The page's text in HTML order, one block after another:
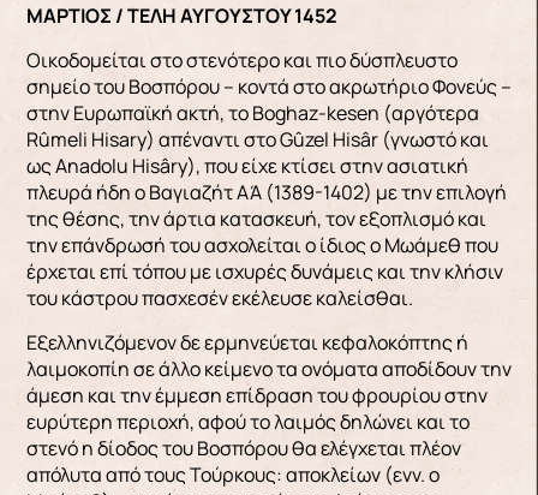
ΜΑΡΤΙΟΣ / ΤΕΛΗ ΑΥΓΟΥΣΤΟΥ 1452
Οικοδομείται στο στενότερο και πιο δύσπλευστο
σημείο του Βοσπόρου – κοντά στο ακρωτήριο Φονεύς –
στην Ευρωπαϊκή ακτή, το Βoghaz-kesen (αργότερα
Rûmeli Hisary) απέναντι στο Gûzel Hisâr (γνωστό και
ως Αnadolu Hisâry), που είχε κτίσει στην ασιατική
πλευρά ήδη ο Βαγιαζήτ ΑΆ (1389-1402) με την επιλογή
της θέσης, την άρτια κατασκευή, τον εξοπλισμό και
την επάνδρωσή του ασχολείται ο ίδιος ο Μωάμεθ που
έρχεται επί τόπου με ισχυρές δυνάμεις και την κλήσιν
του κάστρου πασχεσέν εκέλευσε καλείσθαι.
Εξελληνιζόμενον δε ερμηνεύεται κεφαλοκόπτης ή
λαιμοκοπίη σε άλλο κείμενο τα ονόματα αποδίδουν την
άμεση και την έμμεση επίδραση του φρουρίου στην
ευρύτερη περιοχή, αφού το λαιμός δηλώνει και το
στενό η δίοδος του Βοσπόρου θα ελέγχεται πλέον
απόλυτα από τους Τούρκους: αποκλείων (ενν. ο